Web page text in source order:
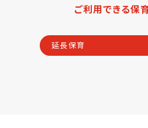
ご利用できる保
延長保育